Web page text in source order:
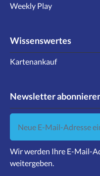
Weekly Play
Wissenswertes
Kartenankauf
Newsletter
Neue E-Mail-Adresse
Wir werden Ihre E-Mail-
weitergeben.